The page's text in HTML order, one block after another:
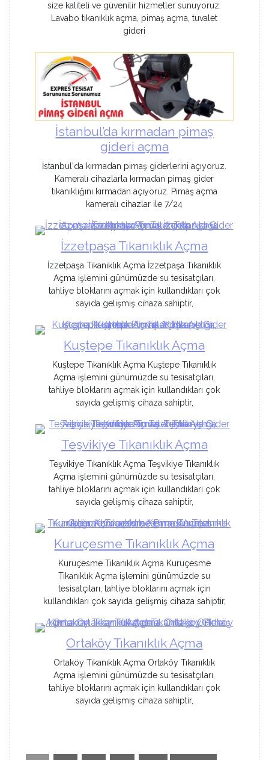
size kaliteli ve güvenilir hizmetler sunuyoruz.
Lavabo tıkanıklık açma, pimaş açma, tuvalet
gideri
İstanbul’da kırmadan pimaş
gideri açma
İstanbul'da kırmadan pimaş giderlerini açıyoruz.
Kameralı cihazlarla kırmadan pimaş gider
tıkanıklığını kırmadan açıyoruz. Pimaş açma
kameralı cihazlar ile 7/24
İzzetpaşa Tıkanıklık Açma
İzzetpaşa Tıkanıklık Açma İzzetpaşa Tıkanıklık
Açma işlemini günümüzde su tesisatçıları,
tahliye bloklarını açmak için kullandıkları çok
sayıda gelişmiş cihaza sahiptir,
Kuştepe Tıkanıklık Açma
Kuştepe Tıkanıklık Açma Kuştepe Tıkanıklık
Açma işlemini günümüzde su tesisatçıları,
tahliye bloklarını açmak için kullandıkları çok
sayıda gelişmiş cihaza sahiptir,
Teşvikiye Tıkanıklık Açma
Teşvikiye Tıkanıklık Açma Teşvikiye Tıkanıklık
Açma işlemini günümüzde su tesisatçıları,
tahliye bloklarını açmak için kullandıkları çok
sayıda gelişmiş cihaza sahiptir,
Kuruçesme Tıkanıklık Açma
Kuruçesme Tıkanıklık Açma Kuruçesme
Tıkanıklık Açma işlemini günümüzde su
tesisatçıları, tahliye bloklarını açmak için
kullandıkları çok sayıda gelişmiş cihaza sahiptir,
Ortaköy Tıkanıklık Açma
Ortaköy Tıkanıklık Açma Ortaköy Tıkanıklık
Açma işlemini günümüzde su tesisatçıları,
tahliye bloklarını açmak için kullandıkları çok
sayıda gelişmiş cihaza sahiptir,